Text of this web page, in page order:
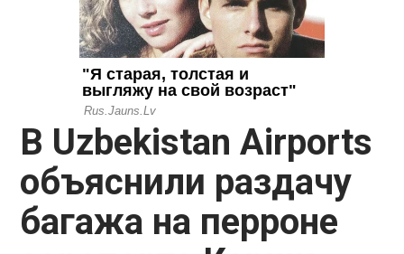
В Uzbekistan Airports
объяснили раздачу
багажа на перроне